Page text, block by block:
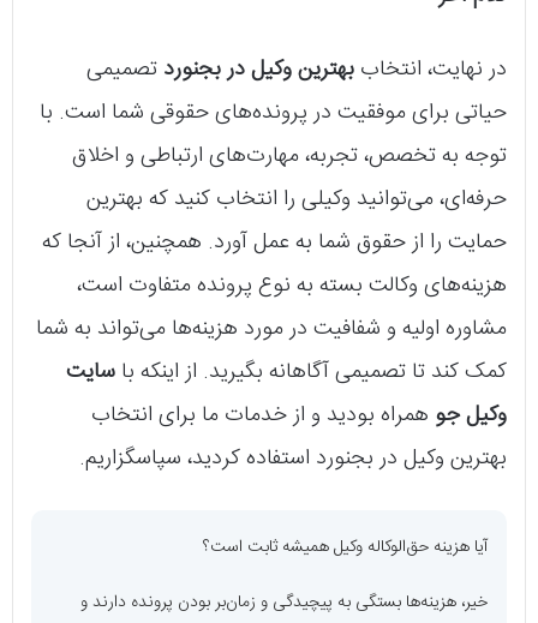
در نهایت، انتخاب بهترین وکیل در بجنورد تصمیمی
حیاتی برای موفقیت در پرونده‌های حقوقی شما است. با
توجه به تخصص، تجربه، مهارت‌های ارتباطی و اخلاق
حرفه‌ای، می‌توانید وکیلی را انتخاب کنید که بهترین
حمایت را از حقوق شما به عمل آورد. همچنین، از آنجا که
هزینه‌های وکالت بسته به نوع پرونده متفاوت است،
مشاوره اولیه و شفافیت در مورد هزینه‌ها می‌تواند به شما
کمک کند تا تصمیمی آگاهانه بگیرید. از اینکه با سایت
وکیل جو همراه بودید و از خدمات ما برای انتخاب
بهترین وکیل در بجنورد استفاده کردید، سپاسگزاریم.
آیا هزینه حق‌الوکاله وکیل همیشه ثابت است؟
خیر، هزینه‌ها بستگی به پیچیدگی و زمان‌بر بودن پرونده دارند و